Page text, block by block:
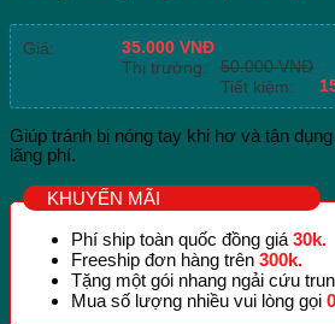
Giá: 35.000 VNĐ
Thị trường:
50.000VNĐ
Tiết kiệm:
Giúp tránh bị nóng tay khi hơ và tận
lãng phí.
KHUYẾN MÃI
Phí ship toàn quốc đồng giá 30k.
Freeship đơn hàng trên 300k.
Tặng một gói nhang ngải cứu
Mua số lượng nhiều vui lòng gọi